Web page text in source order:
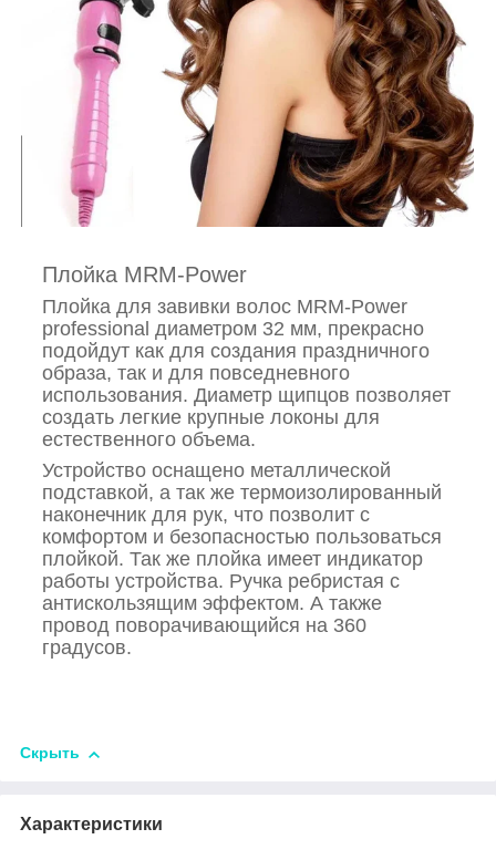
Плойка MRM-Power
Плойка для завивки волос MRM-Power
professional диаметром 32 мм, прекрасно
подойдут как для создания праздничного
образа, так и для повседневного
использования. Диаметр щипцов позволяет
создать легкие крупные локоны для
естественного объема.
Устройство оснащено металлической
подставкой, а так же термоизолированный
наконечник для рук, что позволит с
комфортом и безопасностью пользоваться
плойкой. Так же плойка имеет индикатор
работы устройства. Ручка ребристая с
антискользящим эффектом. А также
провод поворачивающийся на 360
градусов.
Скрыть
Характеристики